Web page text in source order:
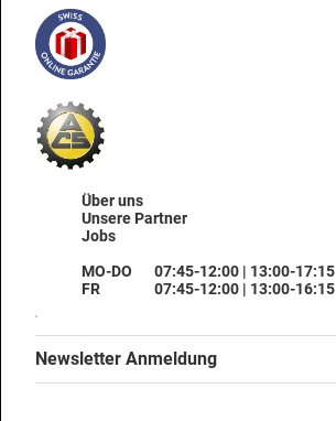
Über uns
Unsere Partner
Jobs
MO-DO
FR
07:45-12:00 | 13:00-17:15
07:45-12:00 | 13:00-16:15
Newsletter Anmeldung